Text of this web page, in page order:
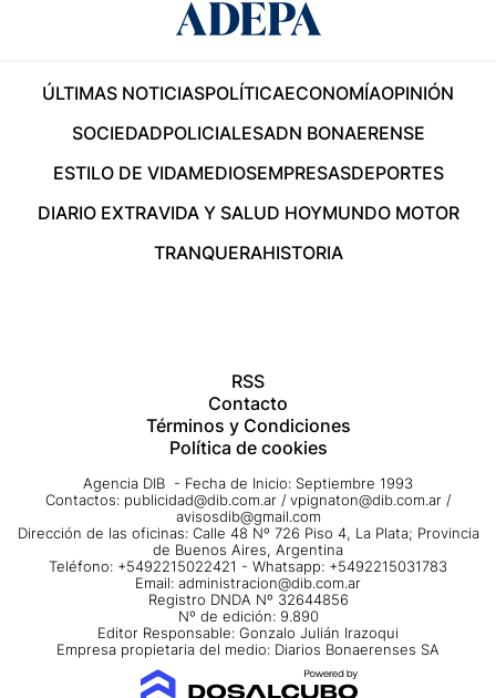
ÚLTIMAS NOTICIASPOLÍTICAECONOMÍAOPINIÓN
SOCIEDADPOLICIALESADN BONAERENSE
ESTILO DE VIDAMEDIOSEMPRESASDEPORTES
DIARIO EXTRAVIDA Y SALUD HOYMUNDO MOTOR
TRANQUERAHISTORIA
RSS
Contacto
Términos y Condiciones
Política de cookies
Agencia DIB - Fecha de Inicio: Septiembre 1993
Contactos: publicidad@dib.com.ar / vpignaton@dib.com.ar /
avisosdib@gmail.com
Dirección de las oficinas: Calle 48 Nº 726 Piso 4, La Plata; Provincia
de Buenos Aires, Argentina
Teléfono: +5492215022421 - Whatsapp: +5492215031783
Email: administracion@dib.com.ar
Registro DNDA Nº 32644856
Nº de edición: 9.890
Editor Responsable: Gonzalo Julián Irazoqui
Empresa propietaria del medio: Diarios Bonaerenses SA